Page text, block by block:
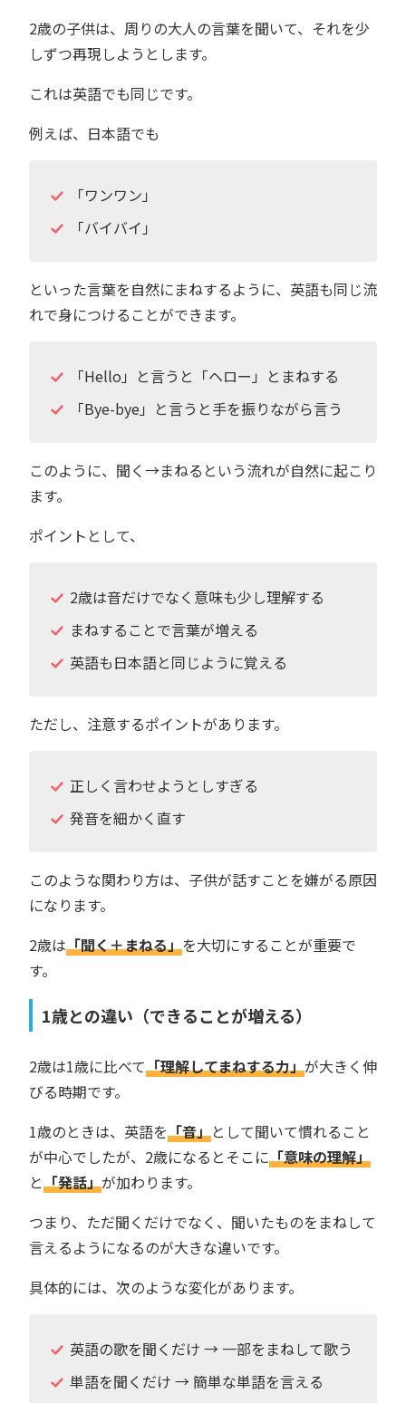
2歳の子供は、周りの大人の言葉を聞いて、それを少
しずつ再現しようとします。
これは英語でも同じです。
例えば、日本語でも
「ワンワン」
「バイバイ」
といった言葉を自然にまねするように、英語も同じ流
れで身につけることができます。
「Hello」と言うと「ヘロー」とまねする
「Bye-bye」と言うと手を振りながら言う
このように、聞く→まねるという流れが自然に起こり
ます。
ポイントとして、
2歳は音だけでなく意味も少し理解する
まねすることで言葉が増える
英語も日本語と同じように覚える
ただし、注意するポイントがあります。
正しく言わせようとしすぎる
発音を細かく直す
このような関わり方は、子供が話すことを嫌がる原因
になります。
2歳は「聞く＋まねる」を大切にすることが重要で
す。
1歳との違い（できることが増える）
2歳は1歳に比べて「理解してまねする力」が大きく伸
びる時期です。
1歳のときは、英語を「音」として聞いて慣れること
が中心でしたが、2歳になるとそこに「意味の理解」
と「発話」が加わります。
つまり、ただ聞くだけでなく、聞いたものをまねして
言えるようになるのが大きな違いです。
具体的には、次のような変化があります。
英語の歌を聞くだけ → 一部をまねして歌う
単語を聞くだけ → 簡単な単語を言える